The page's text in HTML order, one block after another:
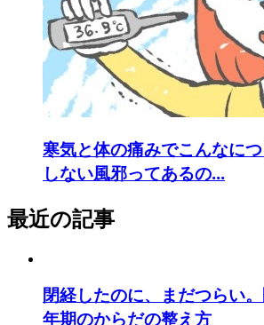
寒気と体の痛みでこんなに
しない風邪ってあるの...
最近の記事
閉経したのに、まだつらい
年期のからだの整え方